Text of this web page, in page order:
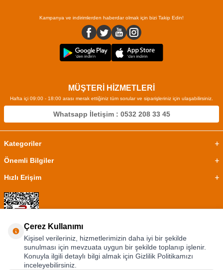
Kampanya ve indirimlerden haberdar olmak için bizi Takip Edin!
MÜŞTERİ HİZMETLERİ
Hafta içi 09:00 - 18:00 arası merak ettiğiniz tüm sorular ve siparişleriniz için ulaşabilirsiniz.
Whatsapp İletişim : 0532 208 33 45
Kategoriler
Önemli Bilgiler
Hızlı Erişim
Çerez Kullanımı
Kişisel verileriniz, hizmetlerimizin daha iyi bir şekilde
sunulması için mevzuata uygun bir şekilde toplanıp işlenir.
Konuyla ilgili detaylı bilgi almak için Gizlilik Politikamızı
inceleyebilirsiniz.